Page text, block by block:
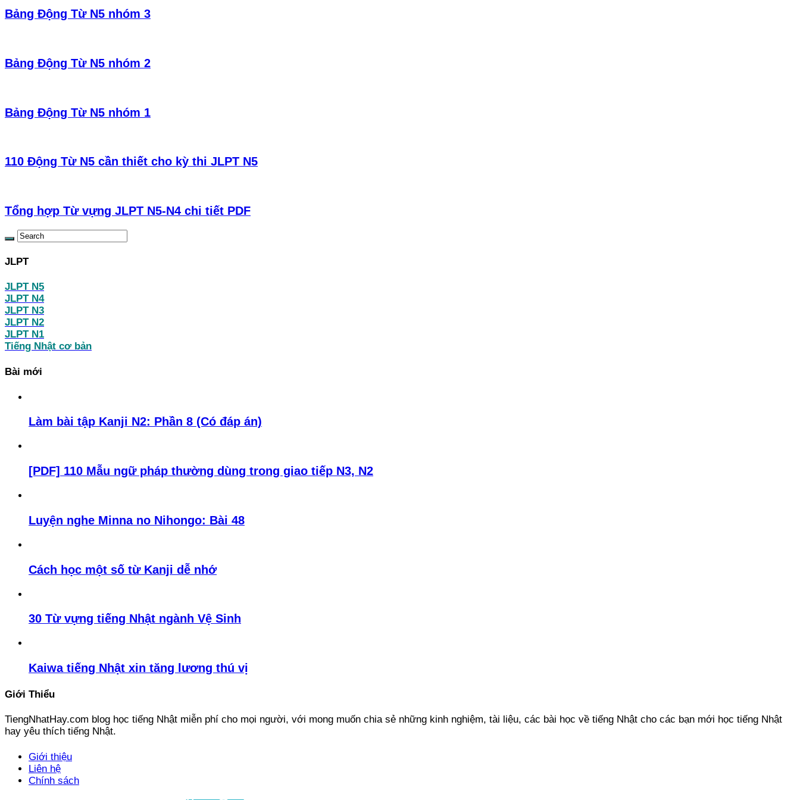
Bảng Động Từ N5 nhóm 3
Bảng Động Từ N5 nhóm 2
Bảng Động Từ N5 nhóm 1
110 Động Từ N5 cần thiết cho kỳ thi JLPT N5
Tổng hợp Từ vựng JLPT N5-N4 chi tiết PDF
JLPT
JLPT N5
JLPT N4
JLPT N3
JLPT N2
JLPT N1
Tiếng Nhật cơ bản
Bài mới
Làm bài tập Kanji N2: Phần 8 (Có đáp án)
[PDF] 110 Mẫu ngữ pháp thường dùng trong giao tiếp N3, N2
Luyện nghe Minna no Nihongo: Bài 48
Cách học một số từ Kanji dễ nhớ
30 Từ vựng tiếng Nhật ngành Vệ Sinh
Kaiwa tiếng Nhật xin tăng lương thú vị
Giới Thiểu
TiengNhatHay.com blog học tiếng Nhật miễn phí cho mọi người, với mong muốn chia sẻ những kinh nghiệm, tài liệu, các bài học về tiếng Nhật cho các bạn mới học tiếng Nhật
hay yêu thích tiếng Nhật.
Giới thiệu
Liên hệ
Chính sách